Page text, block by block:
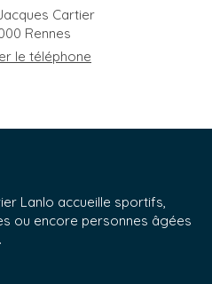
Cartier
Rennes
le téléphone
Lanlo accueille sportifs,
ou encore personnes âgées